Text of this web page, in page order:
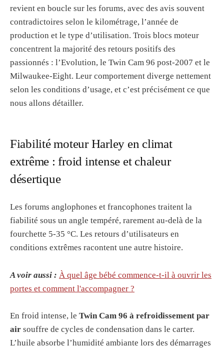
revient en boucle sur les forums, avec des avis souvent
contradictoires selon le kilométrage, l’année de
production et le type d’utilisation. Trois blocs moteur
concentrent la majorité des retours positifs des
passionnés : l’Evolution, le Twin Cam 96 post-2007 et le
Milwaukee-Eight. Leur comportement diverge nettement
selon les conditions d’usage, et c’est précisément ce que
nous allons détailler.
Fiabilité moteur Harley en climat
extrême : froid intense et chaleur
désertique
Les forums anglophones et francophones traitent la
fiabilité sous un angle tempéré, rarement au-delà de la
fourchette 5-35 °C. Les retours d’utilisateurs en
conditions extrêmes racontent une autre histoire.
A voir aussi : À quel âge bébé commence-t-il à ouvrir les
portes et comment l'accompagner ?
En froid intense, le Twin Cam 96 à refroidissement par
air souffre de cycles de condensation dans le carter.
L’huile absorbe l’humidité ambiante lors des démarrages